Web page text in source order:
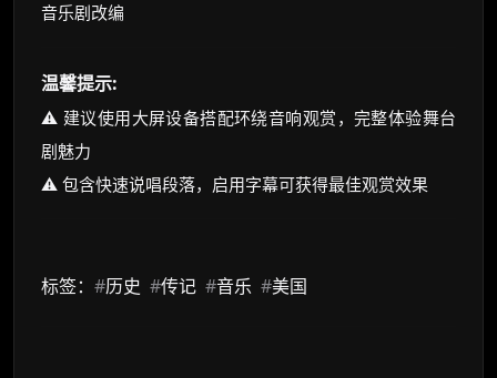
音乐剧改编
温馨提示:
⚠️ 建议使用大屏设备搭配环绕音响观赏，完整体验舞台
剧魅力
⚠️ 包含快速说唱段落，启用字幕可获得最佳观赏效果
标签： #历史 #传记 #音乐 #美国